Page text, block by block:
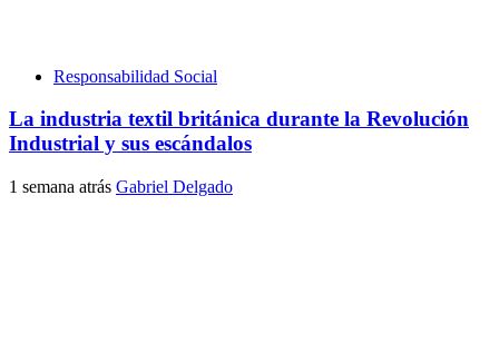
Responsabilidad Social
La industria textil británica durante la Revolución
Industrial y sus escándalos
1 semana atrás Gabriel Delgado